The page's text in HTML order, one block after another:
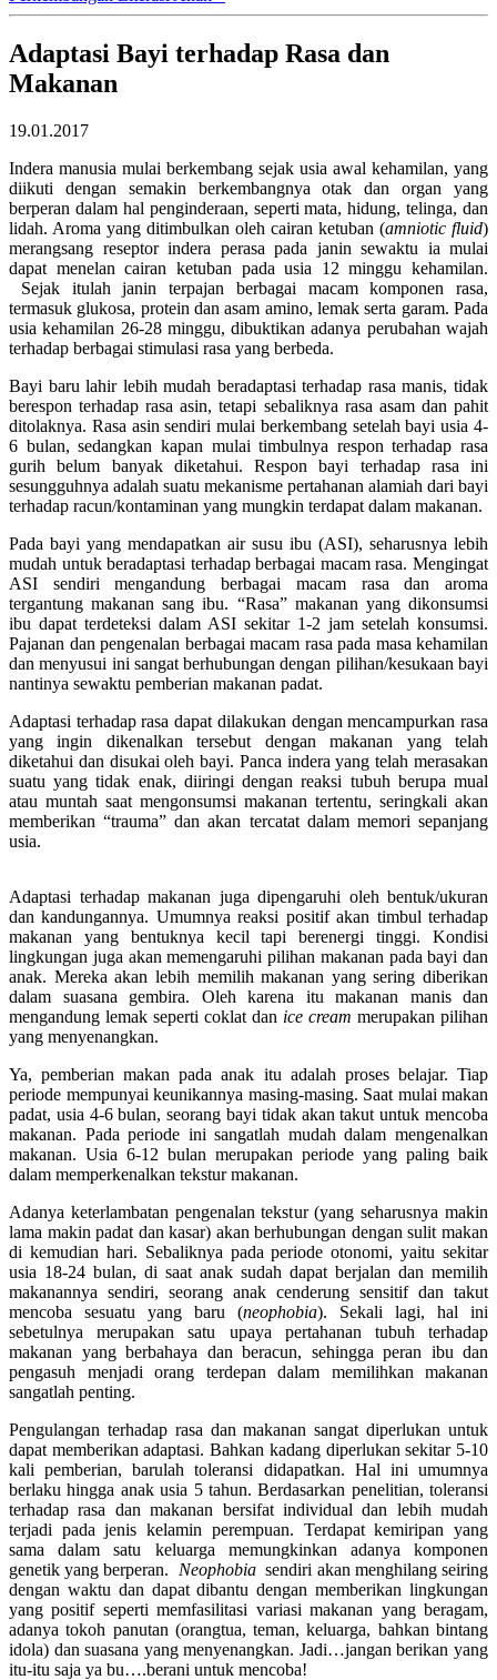
Adaptasi Bayi terhadap Rasa dan
Makanan
19.01.2017
Indera manusia mulai berkembang sejak usia awal kehamilan, yang
diikuti dengan semakin berkembangnya otak dan organ yang
berperan dalam hal penginderaan, seperti mata, hidung, telinga, dan
lidah. Aroma yang ditimbulkan oleh cairan ketuban (amniotic fluid)
merangsang reseptor indera perasa pada janin sewaktu ia mulai
dapat menelan cairan ketuban pada usia 12 minggu kehamilan.
Sejak itulah janin terpajan berbagai macam komponen rasa,
termasuk glukosa, protein dan asam amino, lemak serta garam. Pada
usia kehamilan 26-28 minggu, dibuktikan adanya perubahan wajah
terhadap berbagai stimulasi rasa yang berbeda.
Bayi baru lahir lebih mudah beradaptasi terhadap rasa manis, tidak
berespon terhadap rasa asin, tetapi sebaliknya rasa asam dan pahit
ditolaknya. Rasa asin sendiri mulai berkembang setelah bayi usia 4-
6 bulan, sedangkan kapan mulai timbulnya respon terhadap rasa
gurih belum banyak diketahui. Respon bayi terhadap rasa ini
sesungguhnya adalah suatu mekanisme pertahanan alamiah dari bayi
terhadap racun/kontaminan yang mungkin terdapat dalam makanan.
Pada bayi yang mendapatkan air susu ibu (ASI), seharusnya lebih
mudah untuk beradaptasi terhadap berbagai macam rasa. Mengingat
ASI sendiri mengandung berbagai macam rasa dan aroma
tergantung makanan sang ibu. “Rasa” makanan yang dikonsumsi
ibu dapat terdeteksi dalam ASI sekitar 1-2 jam setelah konsumsi.
Pajanan dan pengenalan berbagai macam rasa pada masa kehamilan
dan menyusui ini sangat berhubungan dengan pilihan/kesukaan bayi
nantinya sewaktu pemberian makanan padat.
Adaptasi terhadap rasa dapat dilakukan dengan mencampurkan rasa
yang ingin dikenalkan tersebut dengan makanan yang telah
diketahui dan disukai oleh bayi. Panca indera yang telah merasakan
suatu yang tidak enak, diiringi dengan reaksi tubuh berupa mual
atau muntah saat mengonsumsi makanan tertentu, seringkali akan
memberikan “trauma” dan akan tercatat dalam memori sepanjang
usia.
Adaptasi terhadap makanan juga dipengaruhi oleh bentuk/ukuran
dan kandungannya. Umumnya reaksi positif akan timbul terhadap
makanan yang bentuknya kecil tapi berenergi tinggi. Kondisi
lingkungan juga akan memengaruhi pilihan makanan pada bayi dan
anak. Mereka akan lebih memilih makanan yang sering diberikan
dalam suasana gembira. Oleh karena itu makanan manis dan
mengandung lemak seperti coklat dan ice cream merupakan pilihan
yang menyenangkan.
Ya, pemberian makan pada anak itu adalah proses belajar. Tiap
periode mempunyai keunikannya masing-masing. Saat mulai makan
padat, usia 4-6 bulan, seorang bayi tidak akan takut untuk mencoba
makanan. Pada periode ini sangatlah mudah dalam mengenalkan
makanan. Usia 6-12 bulan merupakan periode yang paling baik
dalam memperkenalkan tekstur makanan.
Adanya keterlambatan pengenalan tekstur (yang seharusnya makin
lama makin padat dan kasar) akan berhubungan dengan sulit makan
di kemudian hari. Sebaliknya pada periode otonomi, yaitu sekitar
usia 18-24 bulan, di saat anak sudah dapat berjalan dan memilih
makanannya sendiri, seorang anak cenderung sensitif dan takut
mencoba sesuatu yang baru (neophobia). Sekali lagi, hal ini
sebetulnya merupakan satu upaya pertahanan tubuh terhadap
makanan yang berbahaya dan beracun, sehingga peran ibu dan
pengasuh menjadi orang terdepan dalam memilihkan makanan
sangatlah penting.
Pengulangan terhadap rasa dan makanan sangat diperlukan untuk
dapat memberikan adaptasi. Bahkan kadang diperlukan sekitar 5-10
kali pemberian, barulah toleransi didapatkan. Hal ini umumnya
berlaku hingga anak usia 5 tahun. Berdasarkan penelitian, toleransi
terhadap rasa dan makanan bersifat individual dan lebih mudah
terjadi pada jenis kelamin perempuan. Terdapat kemiripan yang
sama dalam satu keluarga memungkinkan adanya komponen
genetik yang berperan. Neophobiasendiri akan menghilang seiring
dengan waktu dan dapat dibantu dengan memberikan lingkungan
yang positif seperti memfasilitasi variasi makanan yang beragam,
adanya tokoh panutan (orangtua, teman, keluarga, bahkan bintang
idola) dan suasana yang menyenangkan. Jadi…jangan berikan yang
itu-itu saja ya bu….berani untuk mencoba!